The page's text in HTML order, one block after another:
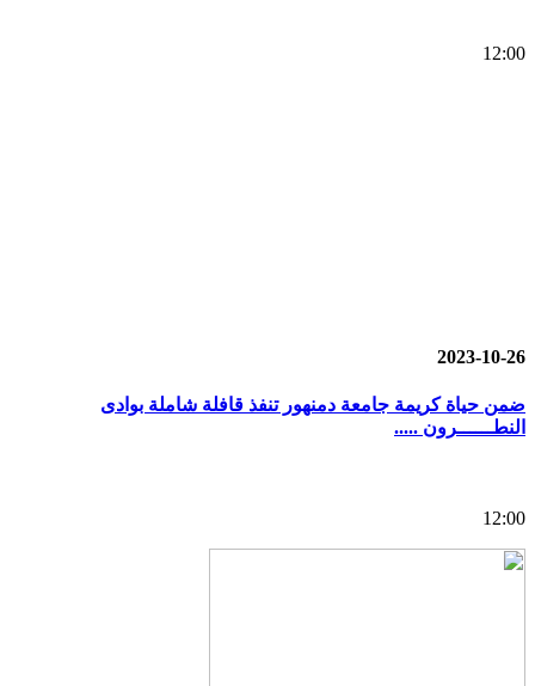
12:00
2023-10-26
ضمن حياة كريمة جامعة دمنهور تنفذ قافلة شاملة بوادى
النطــــــرون .....
12:00